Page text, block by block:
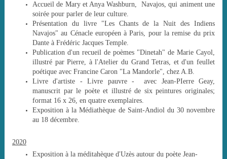
Accueil de Mary et Anya Washburn, Navajos, qui animent une
soirée pour parler de leur culture.
Présentation du livre "Les Chants de la Nuit des Indiens
Navajos" au Cénacle européen à Paris, pour la remise du prix
Dante à Frédéric Jacques Temple.
Publication d'un recueil de poèmes "Dinetah" de Marie Cayol,
illustré par Pierre, à l'Atelier du Grand Tetras, et d'un feullet
poétique avec Francine Caron "La Mandorle", chez A.B.
Livre d'artiste - Livre pauvre - avec Jean-PIerre Geay,
manuscrit par le poète et illustré de six peintures originales;
format 16 x 26, en quatre exemplaires.
Exposition à la Médiathèque de Saint-Andiol du 30 novembre
au 18 décembre.
2020
Exposition à la méditahèque d'Uzès autour du poète Jean-